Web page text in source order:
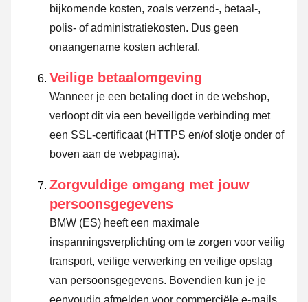
bijkomende kosten, zoals verzend-, betaal-,
polis- of administratiekosten. Dus geen
onaangename kosten achteraf.
Veilige betaalomgeving
Wanneer je een betaling doet in de webshop,
verloopt dit via een beveiligde verbinding met
een SSL-certificaat (HTTPS en/of slotje onder of
boven aan de webpagina).
Zorgvuldige omgang met jouw
persoonsgegevens
BMW (ES) heeft een maximale
inspanningsverplichting om te zorgen voor veilig
transport, veilige verwerking en veilige opslag
van persoonsgegevens. Bovendien kun je je
eenvoudig afmelden voor commerciële e-mails.